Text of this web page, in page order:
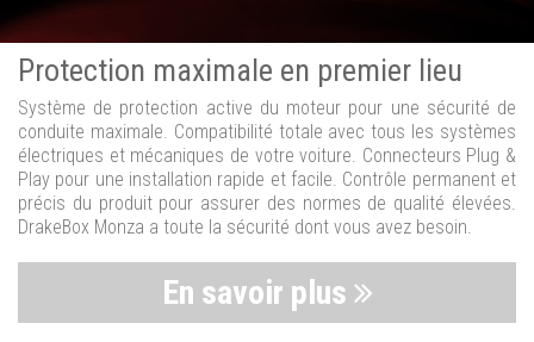
Protection maximale en premier lieu
Système de protection active du moteur pour une sécurité de
conduite maximale. Compatibilité totale avec tous les systèmes
électriques et mécaniques de votre voiture. Connecteurs Plug &
Play pour une installation rapide et facile. Contrôle permanent et
précis du produit pour assurer des normes de qualité élevées.
DrakeBox Monza a toute la sécurité dont vous avez besoin.
En savoir plus